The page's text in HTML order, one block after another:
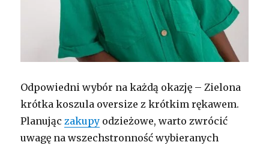
Odpowiedni wybór na każdą okazję – Zielona
krótka koszula oversize z krótkim rękawem.
Planujączakupy odzieżowe, warto zwrócić
uwagę na wszechstronność wybieranych